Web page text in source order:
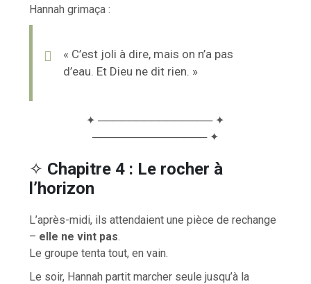
Hannah grimaça :
« C’est joli à dire, mais on n’a pas
d’eau. Et Dieu ne dit rien. »
✦ ─────────────── ✦
─────────────── ✦
✧ Chapitre 4 : Le rocher à
l’horizon
L’après-midi, ils attendaient une pièce de rechange
– elle ne vint pas.
Le groupe tenta tout, en vain.
Le soir, Hannah partit marcher seule jusqu’à la